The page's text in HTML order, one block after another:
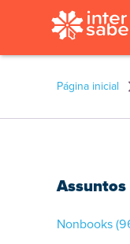
Página inicial
Assuntos
Nonbooks